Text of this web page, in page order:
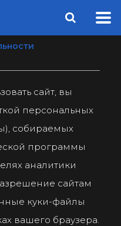
сайт, вы
персональных
собираемых
программы
аналитики
сайтам
куки-файлы
вашего браузера.